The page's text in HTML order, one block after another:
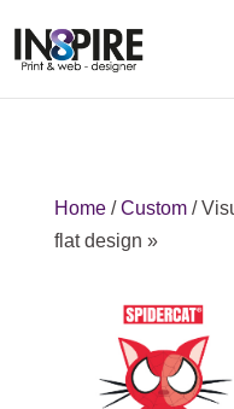
Home/Custom/
flat design »